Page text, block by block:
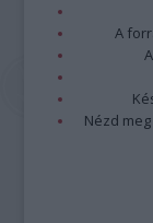
A
Nézd